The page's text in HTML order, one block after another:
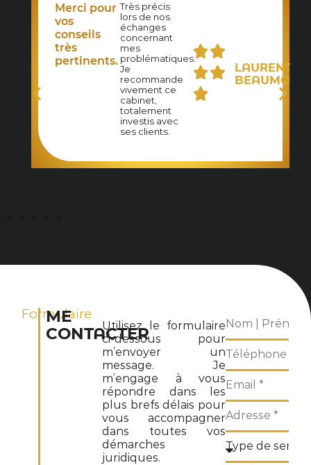
Merci pour
vos
conseils
très
pertinents.
Très précis
lors de nos
échanges
concernant
mes
problématiques.
Je
recommande
vivement ce
cabinet,
totalement
investis avec
ses clients.
LAURENT
BEAUMONT
Formulaire
ME
CONTACTERUtilisez le formulaire
ci-dessous pour
m’envoyer un
message. Je
m’engage à vous
répondre dans les
plus brefs délais pour
vous accompagner
dans toutes vos
démarches
juridiques.